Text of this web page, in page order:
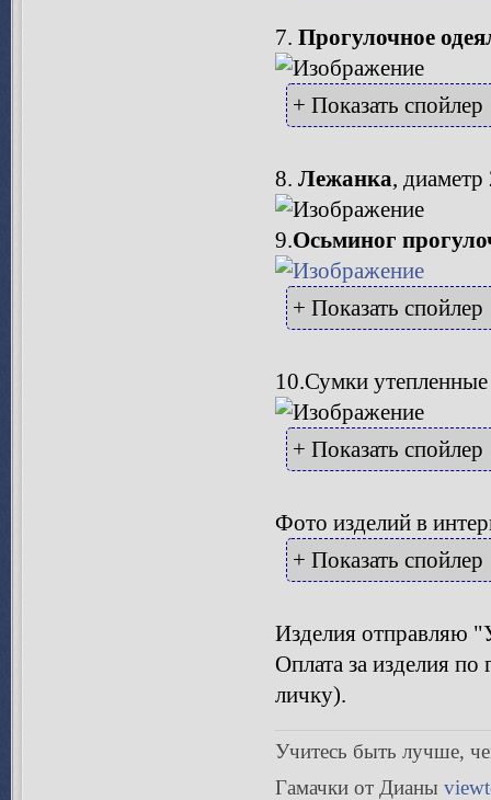
7. Прогулочное
+ Показать спойлер
8. Лежанка, диаметр
9.Осьминог
+ Показать спойлер
10.Сумки
+ Показать спойлер
Фото изделий в
+ Показать спойлер
Изделия отправляю
Оплата за изделия по
личку).
Учитесь быть лучше,
Гамачки от Дианы